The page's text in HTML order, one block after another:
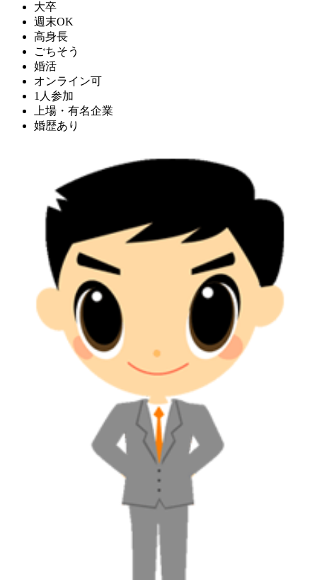
大卒
週末OK
高身長
ごちそう
婚活
オンライン可
1人参加
上場・有名企業
婚歴あり